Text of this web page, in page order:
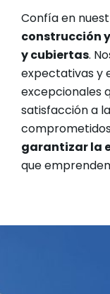
Confía en
construcción
y cubiertas.
expectativas y
excepcionales
satisfacción a
garantizar la
que